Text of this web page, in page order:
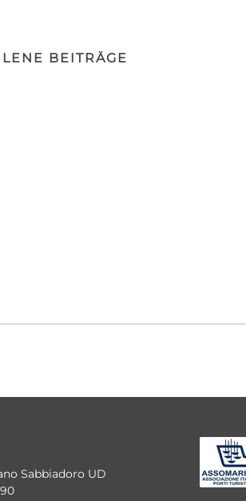
BEITRÄGE
Sabbiadoro UD